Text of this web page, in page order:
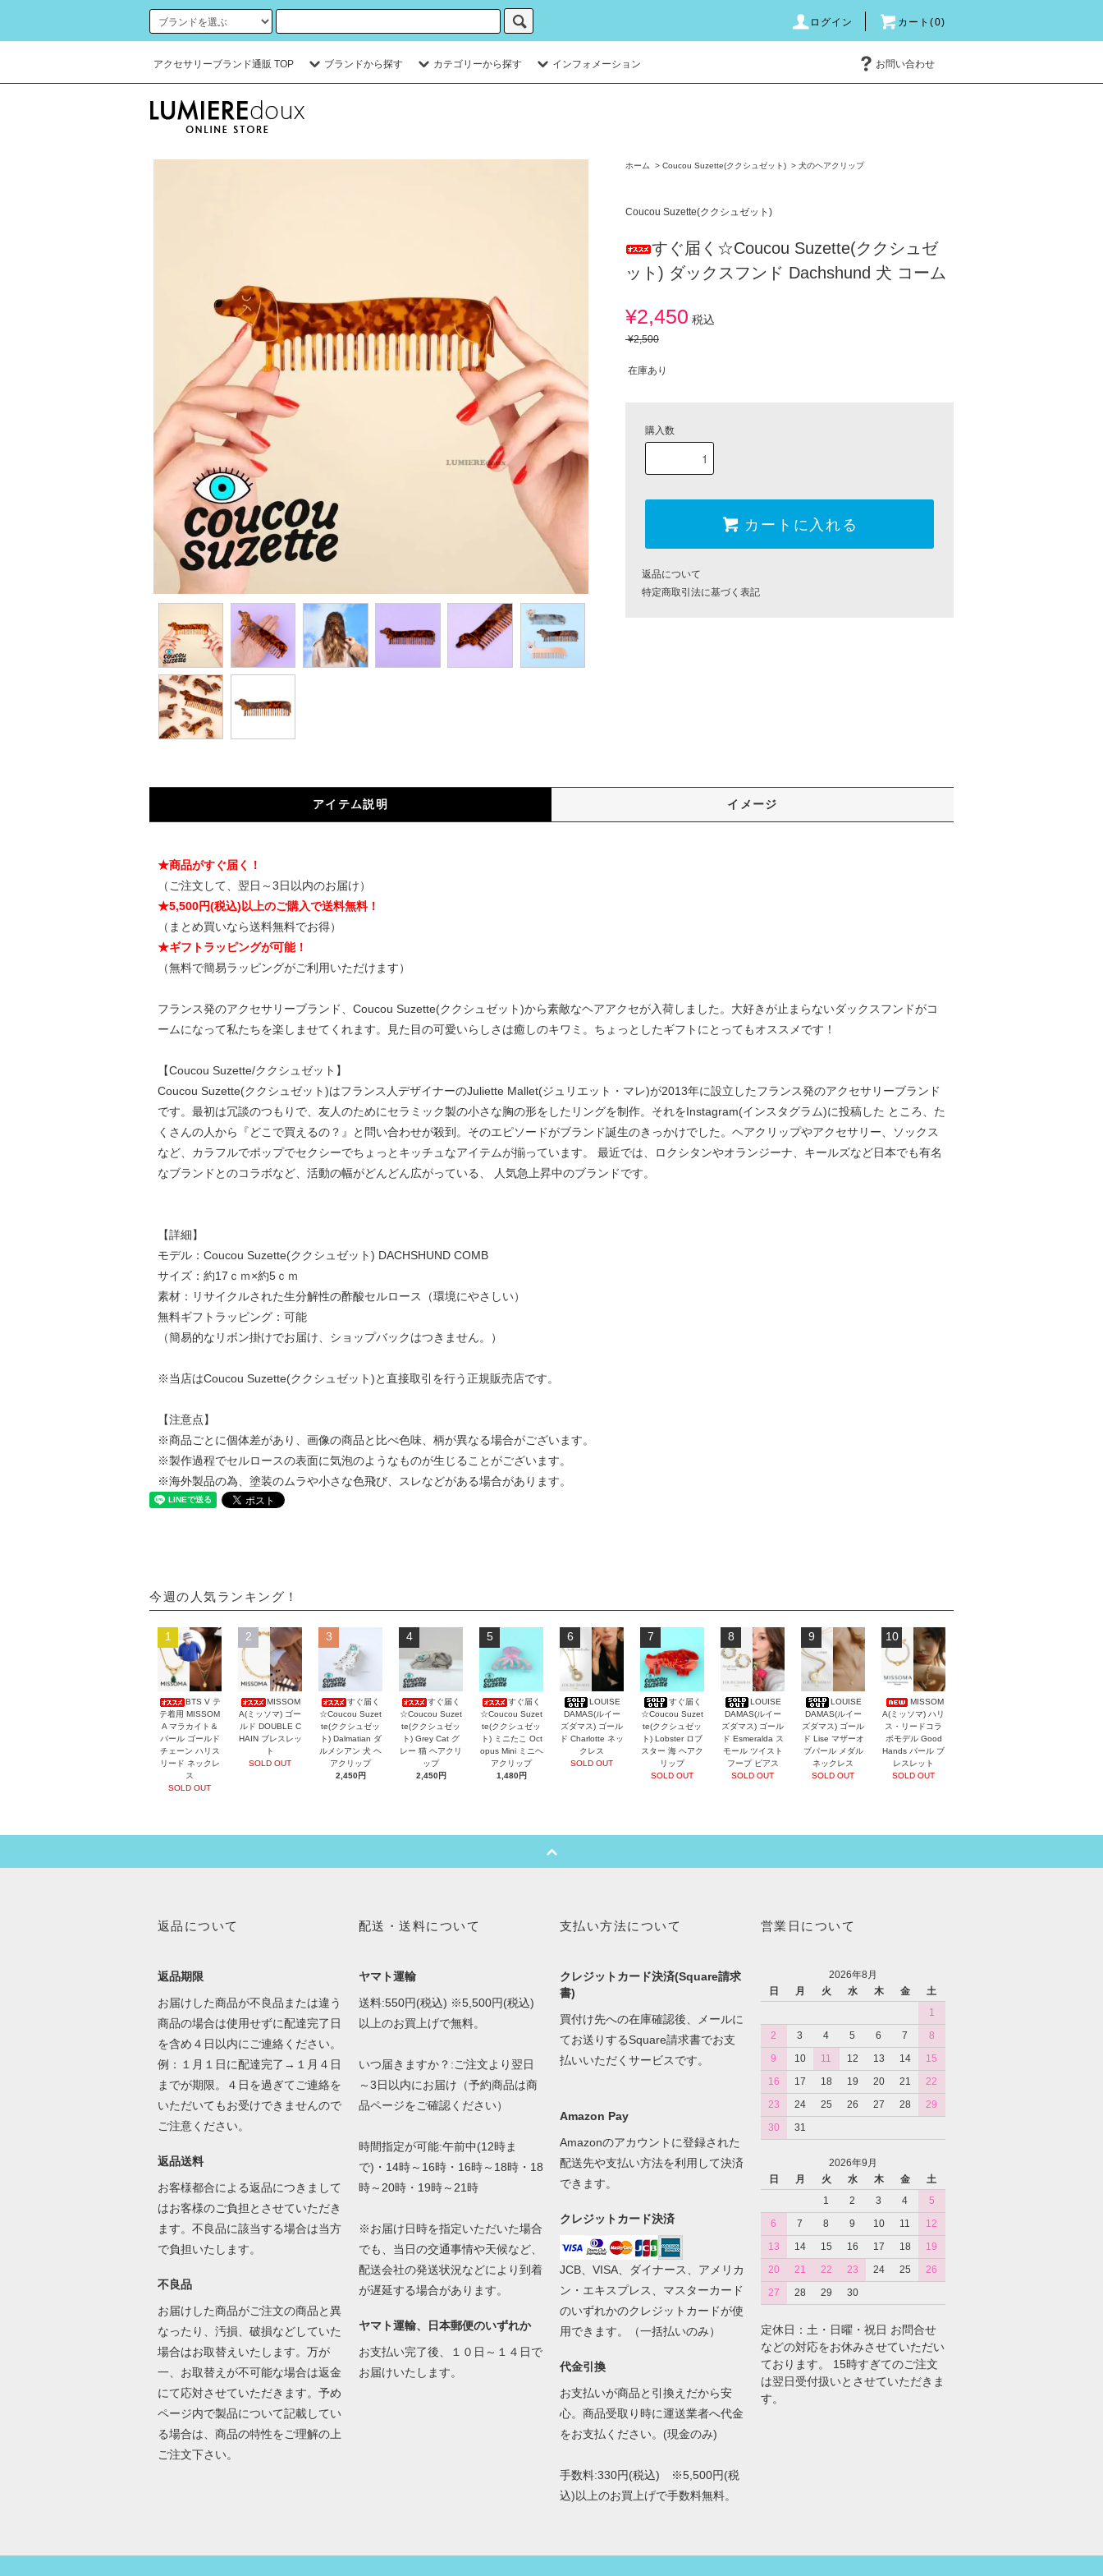
ログイン カート(0)
アクセサリーブランド通販 TOP ブランドから探す カテゴリーから探す インフォメーション お問い合わせ
ホーム > Coucou Suzette(ククシュゼット) > 犬のヘアクリップ
Coucou Suzette(ククシュゼット)
すぐ届く☆Coucou Suzette(ククシュゼ
ット) ダックスフンド Dachshund 犬 コーム
¥2,450 税込
¥2,500
在庫あり
購入数
カートに入れる
返品について
特定商取引法に基づく表記
アイテム説明 イメージ
★商品がすぐ届く！
（ご注文して、翌日～3日以内のお届け）
★5,500円(税込)以上のご購入で送料無料！
（まとめ買いなら送料無料でお得）
★ギフトラッピングが可能！
（無料で簡易ラッピングがご利用いただけます）
フランス発のアクセサリーブランド、Coucou Suzette(ククシュゼット)から素敵なヘアアクセが入荷しました。大好きが止まらないダックスフンドがコ
ームになって私たちを楽しませてくれます。見た目の可愛いらしさは癒しのキワミ。ちょっとしたギフトにとってもオススメです！
【Coucou Suzette/ククシュゼット】
Coucou Suzette(ククシュゼット)はフランス人デザイナーのJuliette Mallet(ジュリエット・マレ)が2013年に設立したフランス発のアクセサリーブランド
です。最初は冗談のつもりで、友人のためにセラミック製の小さな胸の形をしたリングを制作。それをInstagram(インスタグラム)に投稿した ところ、た
くさんの人から『どこで買えるの？』と問い合わせが殺到。そのエピソードがブランド誕生のきっかけでした。ヘアクリップやアクセサリー、ソックス
など、カラフルでポップでセクシーでちょっとキッチュなアイテムが揃っています。 最近では、ロクシタンやオランジーナ、キールズなど日本でも有名
なブランドとのコラボなど、活動の幅がどんどん広がっている、 人気急上昇中のブランドです。
【詳細】
モデル：Coucou Suzette(ククシュゼット) DACHSHUND COMB
サイズ：約17ｃｍ×約5ｃｍ
素材：リサイクルされた生分解性の酢酸セルロース（環境にやさしい）
無料ギフトラッピング：可能
（簡易的なリボン掛けでお届け、ショップバックはつきません。）
※当店はCoucou Suzette(ククシュゼット)と直接取引を行う正規販売店です。
【注意点】
※商品ごとに個体差があり、画像の商品と比べ色味、柄が異なる場合がございます。
※製作過程でセルロースの表面に気泡のようなものが生じることがございます。
※海外製品の為、塗装のムラや小さな色飛び、スレなどがある場合があります。
今週の人気ランキング！
1
BTS V テ
テ着用 MISSOM
A マラカイト＆
パール ゴールド
チェーン ハリス
リード ネックレ
ス
SOLD OUT
2
MISSOM
A(ミッソマ) ゴー
ルド DOUBLE C
HAIN ブレスレッ
ト
SOLD OUT
3
すぐ届く
☆Coucou Suzet
te(ククシュゼッ
ト) Dalmatian ダ
ルメシアン 犬 ヘ
アクリップ
2,450円
4
すぐ届く
☆Coucou Suzet
te(ククシュゼッ
ト) Grey Cat グ
レー 猫 ヘアクリ
ップ
2,450円
5
すぐ届く
☆Coucou Suzet
te(ククシュゼッ
ト) ミニたこ Oct
opus Mini ミニヘ
アクリップ
1,480円
6
LOUISE
DAMAS(ルイー
ズダマス) ゴール
ド Charlotte ネッ
クレス
SOLD OUT
7
すぐ届く
☆Coucou Suzet
te(ククシュゼッ
ト) Lobster ロブ
スター 海 ヘアク
リップ
SOLD OUT
8
LOUISE
DAMAS(ルイー
ズダマス) ゴール
ド Esmeralda ス
モール ツイスト
フープ ピアス
SOLD OUT
9
LOUISE
DAMAS(ルイー
ズダマス) ゴール
ド Lise マザーオ
ブパール メダル
ネックレス
SOLD OUT
10
MISSOM
A(ミッソマ) ハリ
ス・リードコラ
ボモデル Good
Hands パール ブ
レスレット
SOLD OUT
返品について
返品期限
お届けした商品が不良品または違う
商品の場合は使用せずに配達完了日
を含め４日以内にご連絡ください。
例：１月１日に配達完了→１月４日
までが期限。４日を過ぎてご連絡を
いただいてもお受けできませんので
ご注意ください。
返品送料
お客様都合による返品につきまして
はお客様のご負担とさせていただき
ます。不良品に該当する場合は当方
で負担いたします。
不良品
お届けした商品がご注文の商品と異
なったり、汚損、破損などしていた
場合はお取替えいたします。万が
一、お取替えが不可能な場合は返金
にて応対させていただきます。予め
ページ内で製品について記載してい
る場合は、商品の特性をご理解の上
ご注文下さい。
配送・送料について
ヤマト運輸
送料:550円(税込) ※5,500円(税込)
以上のお買上げで無料。
いつ届きますか？:ご注文より翌日
～3日以内にお届け（予約商品は商
品ページをご確認ください）
時間指定が可能:午前中(12時ま
で)・14時～16時・16時～18時・18
時～20時・19時～21時
※お届け日時を指定いただいた場合
でも、当日の交通事情や天候など、
配送会社の発送状況などにより到着
が遅延する場合があります。
ヤマト運輸、日本郵便のいずれか
お支払い完了後、１０日～１４日で
お届けいたします。
支払い方法について
クレジットカード決済(Square請求
書)
買付け先への在庫確認後、メールに
てお送りするSquare請求書でお支
払いいただくサービスです。
Amazon Pay
Amazonのアカウントに登録された
配送先や支払い方法を利用して決済
できます。
クレジットカード決済
JCB、VISA、ダイナース、アメリカ
ン・エキスプレス、マスターカード
のいずれかのクレジットカードが使
用できます。（一括払いのみ）
代金引換
お支払いが商品と引換えだから安
心。商品受取り時に運送業者へ代金
をお支払ください。(現金のみ)
手数料:330円(税込) ※5,500円(税
込)以上のお買上げで手数料無料。
営業日について
2026年8月
日
月 火 水 木 金
土
1
2
3 4 5 6 7
8
9
10 11 12 13 14
15
16
17 18 19 20 21
22
23
24 25 26 27 28
29
30
31
2026年9月
日
月 火 水 木 金
土
1
2 3 4
5
6
7 8 9 10 11
12
13
14 15 16 17 18
19
20
21 22 23 24 25
26
27
28 29 30
定休日：土・日曜・祝日 お問合せ
などの対応をお休みさせていただい
ております。 15時すぎてのご注文
は翌日受付扱いとさせていただきま
す。